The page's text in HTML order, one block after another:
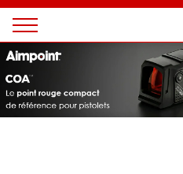
Magazine
Raids
Panneau de gestion des cookies